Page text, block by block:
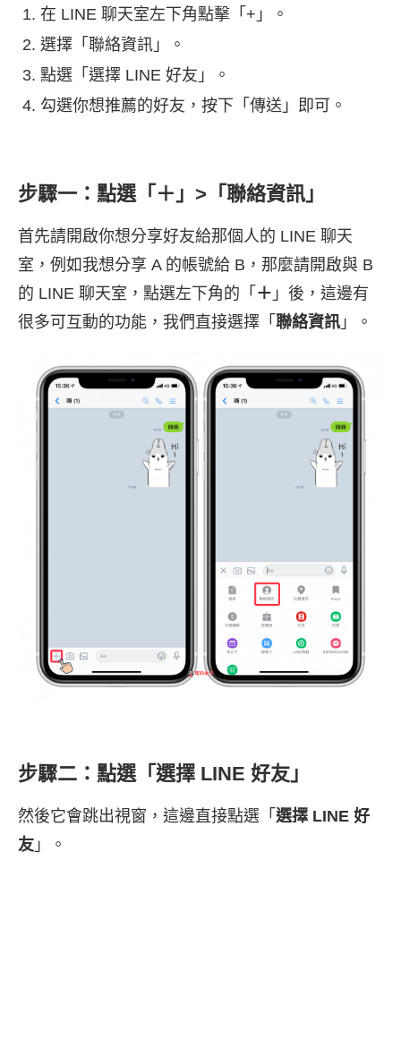
在 LINE 聊天室左下角點擊「+」。
選擇「聯絡資訊」。
點選「選擇 LINE 好友」。
勾選你想推薦的好友，按下「傳送」即可。
步驟一：點選「 ＋ 」>「聯絡資訊」
首先請開啟你想分享好友給那個人的 LINE 聊天
室，例如我想分享 A 的帳號給 B，那麼請開啟與 B
的 LINE 聊天室，點選左下角的「 ＋ 」後，這邊有
很多可互動的功能，我們直接選擇「 聯絡資訊 」。
步驟二：點選「選擇 LINE 好友」
然後它會跳出視窗，這邊直接點選「 選擇 LINE 好
友 」。